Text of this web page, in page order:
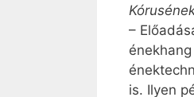
–
is. Ilyen